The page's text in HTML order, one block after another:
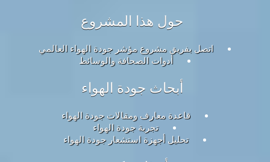
حول هذا المشروع
اتصل بفريق مشروع مؤشر جودة الهواء العالمي
أدوات الصحافة والوسائط
أبحاث جودة الهواء
قاعدة معارف ومقالات جودة الهواء
تجربة جودة الهواء
تحليل أجهزة استشعار جودة الهواء